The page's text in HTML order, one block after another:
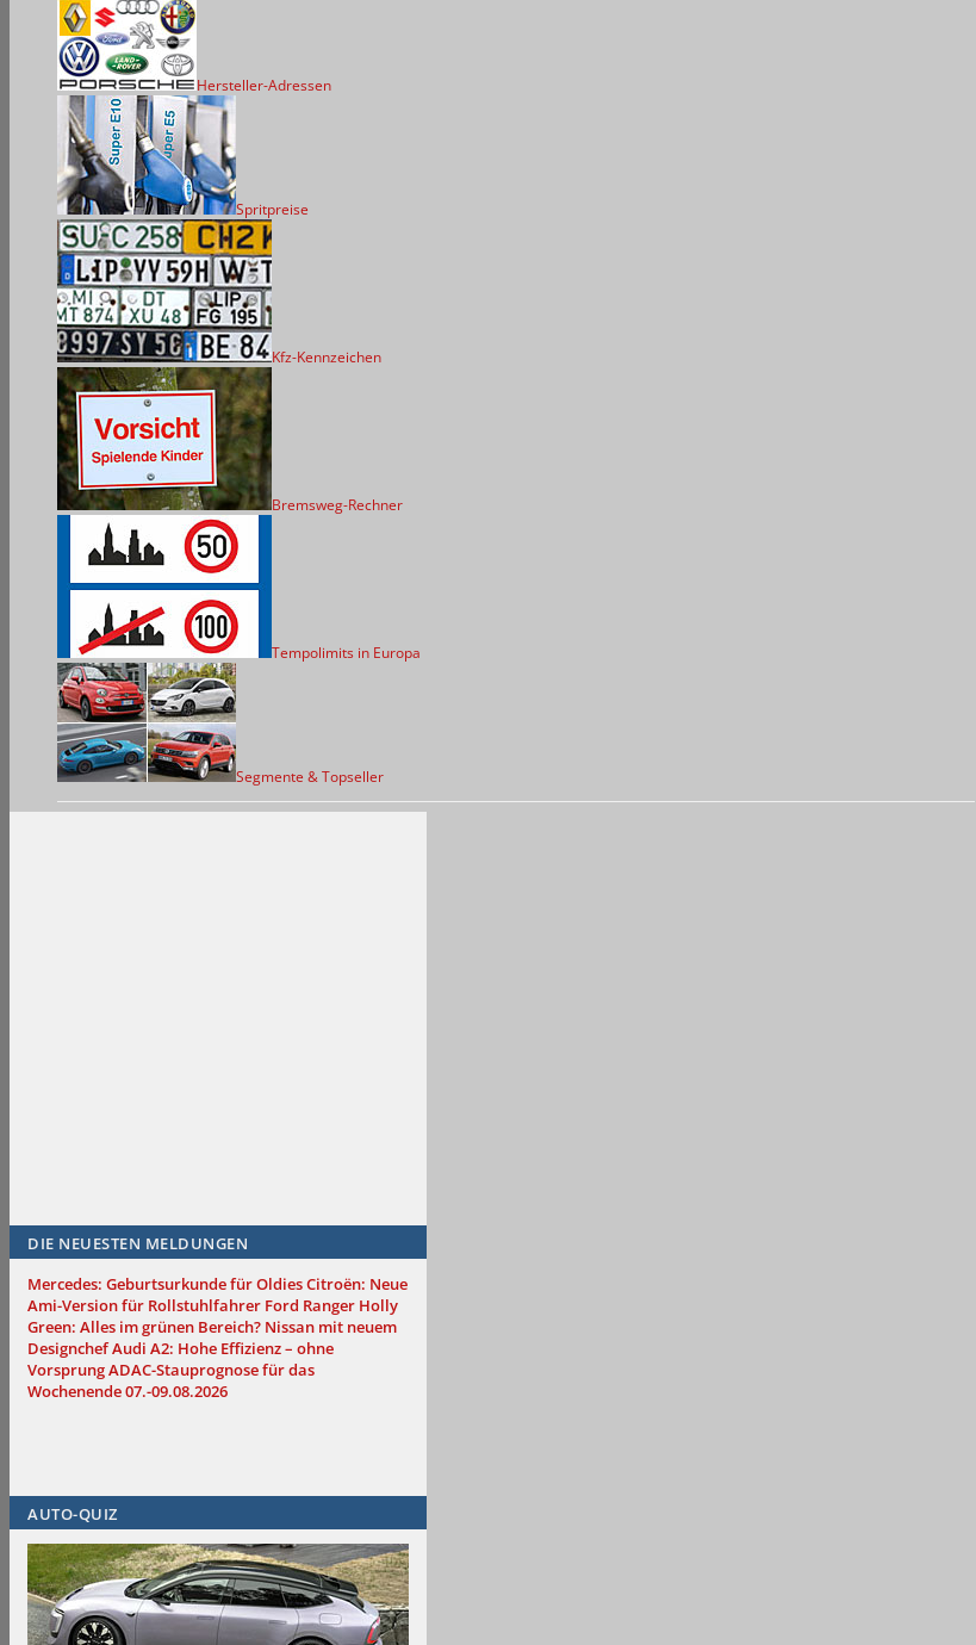
Hersteller-Adressen
Spritpreise
Kfz-Kennzeichen
Bremsweg-Rechner
Tempolimits in Europa
Segmente & Topseller
DIE NEUESTEN MELDUNGEN
Mercedes: Geburtsurkunde für OldiesCitroën: Neue
Ami-Version für Rollstuhlfahrer Ford Ranger Holly
Green: Alles im grünen Bereich? Nissan mit neuem
DesignchefAudi A2: Hohe Effizienz – ohne
VorsprungADAC-Stauprognose für das
Wochenende 07.-09.08.2026
AUTO-QUIZ